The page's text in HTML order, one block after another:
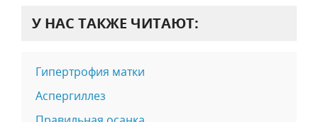
У НАС ТАКЖЕ ЧИТАЮТ:
Гипертрофия матки
Аспергиллез